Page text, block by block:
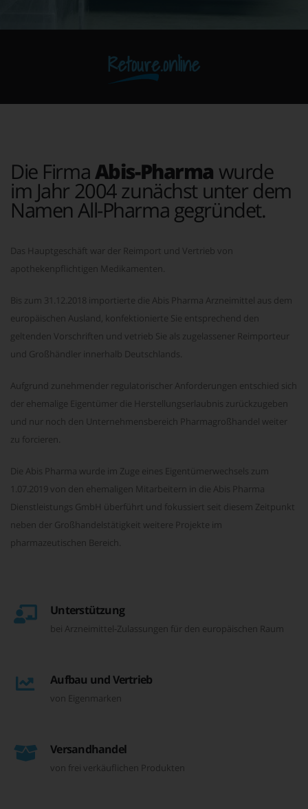
Retoure.online
Die Firma Abis-Pharma wurde
im Jahr 2004 zunächst unter dem
Namen All-Pharma gegründet.
Das Hauptgeschäft war der Reimport und Vertrieb von
apothekenpflichtigen Medikamenten.
Bis zum 31.12.2018 importierte die Abis Pharma Arzneimittel aus dem
europäischen Ausland, konfektionierte Sie entsprechend den
geltenden Vorschriften und vetrieb Sie als zugelassener Reimporteur
und Großhändler innerhalb Deutschlands.
Aufgrund zunehmender regulatorischer Anforderungen entschied sich
der ehemalige Eigentümer die Herstellungserlaubnis zurückzugeben
und nur noch den Unternehmensbereich Pharmagroßhandel weiter
zu forcieren.
Die Abis Pharma wurde im Zuge eines Eigentümerwechsels zum
1.07.2019 von den ehemaligen Mitarbeitern in die Abis Pharma
Dienstleistungs GmbH überführt und fokussiert seit diesem Zeitpunkt
neben der Großhandelstätigkeit weitere Projekte im
pharmazeutischen Bereich.
Unterstützung
bei Arzneimittel-Zulassungen für den europäischen Raum
Aufbau und Vertrieb
von Eigenmarken
Versandhandel
von frei verkäuflichen Produkten